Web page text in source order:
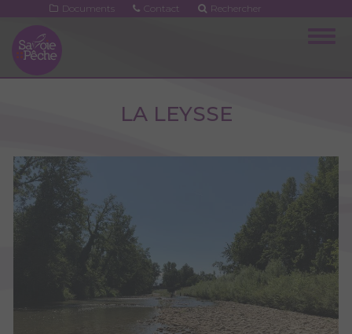
contenu
principal
Documents Contact Rechercher
LA LEYSSE